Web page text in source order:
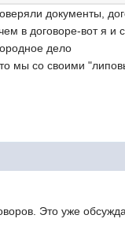
документы,
в договоре-вот я и
дело
мы со своими
Это уже